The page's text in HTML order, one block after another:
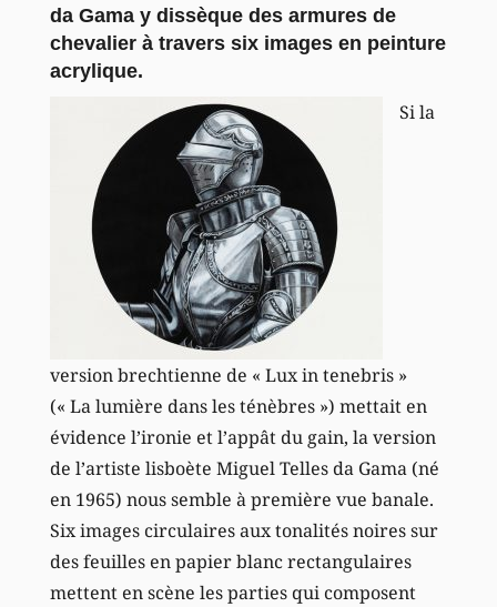
da Gama y dissèque des armures de
chevalier à travers six images en peinture
acrylique.
Si la
version brechtienne de « Lux in tenebris »
(« La lumière dans les ténèbres ») mettait en
évidence l’ironie et l’appât du gain, la version
de l’artiste lisboète Miguel Telles da Gama (né
en 1965) nous semble à première vue banale.
Six images circulaires aux tonalités noires sur
des feuilles en papier blanc rectangulaires
mettent en scène les parties qui composent